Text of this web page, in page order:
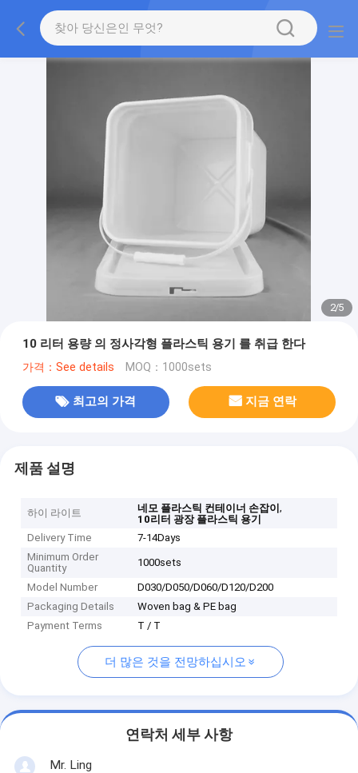
2/5
10 리터 용량 의 정사각형 플라스틱 용기 를 취급 한다
가격：See details MOQ：1000sets
최고의 가격 지금 연락
제품 설명
하이 라이트 네모 플라스틱 컨테이너 손잡이,
10리터 광장 플라스틱 용기
Delivery Time
7-14Days
Minimum Order
Quantity
1000sets
Model Number
D030/D050/D060/D120/D200
Packaging Details
Woven bag & PE bag
Payment Terms
T / T
더 많은 것을 전망하십시오
연락처 세부 사항
Mr. Ling